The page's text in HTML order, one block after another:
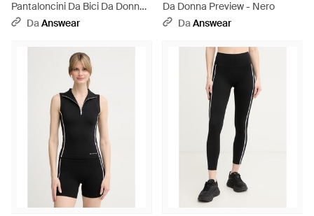
Pantaloncini Da Bici Da Donna
Restore - Nero
DaAnswear
Da Donna Preview - Nero
DaAnswear